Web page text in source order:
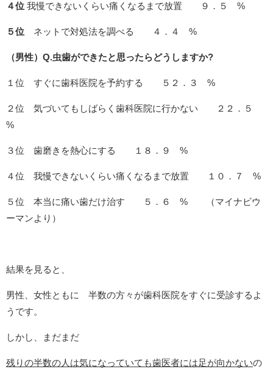
４位 我慢できないくらい痛くなるまで放置 ９．５ %
５位 ネットで対処法を調べる ４．４ %
（男性）Q.虫歯ができたと思ったらどうしますか?
１位 すぐに歯科医院を予約する ５２．３ %
２位 気づいてもしばらく歯科医院に行かない ２２．５
%
３位 歯磨きを熱心にする １８．９ %
４位 我慢できないくらい痛くなるまで放置 １０．７ %
５位 本当に痛い歯だけ治す ５．６ % （マイナビウ
ーマンより）
結果を見ると、
男性、女性ともに 半数の方々が歯科医院をすぐに受診するよ
うです。
しかし、まだまだ
残りの半数の人は気になっていても歯医者には足が向かないの